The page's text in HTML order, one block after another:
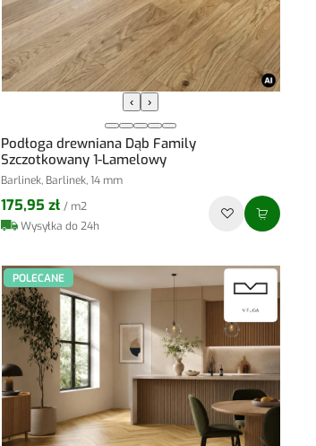
‹ ›
Podłoga drewniana Dąb Family
Szczotkowany 1-Lamelowy
Barlinek, Barlinek, 14 mm
175,95 zł / m2
Wysyłka do 24h
POLECANE